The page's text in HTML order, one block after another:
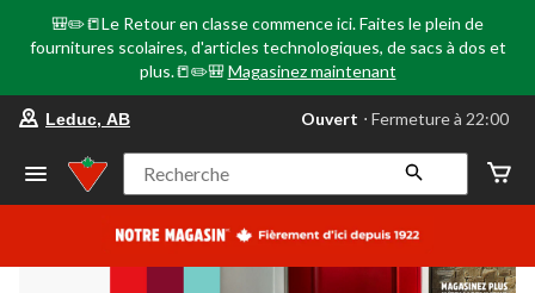
🎒✏️📒Le Retour en classe commence ici. Faites le plein de
fournitures scolaires, d'articles technologiques, de sacs à dos et
plus.📒✏️🎒 Magasinez maintenant
votre
préféré
Leduc,
AB,
courament
Fermeture
Leduc, AB Ouvert ⋅ Fermeture à 22:00
Recherche